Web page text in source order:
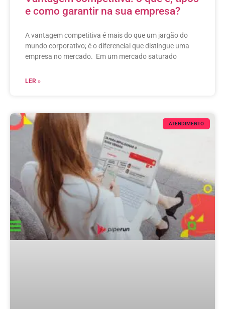
e como garantir na sua empresa?
A vantagem competitiva é mais do que um jargão do
mundo corporativo; é o diferencial que distingue uma
empresa no mercado. Em um mercado saturado
LER »
ATENDIMENTO